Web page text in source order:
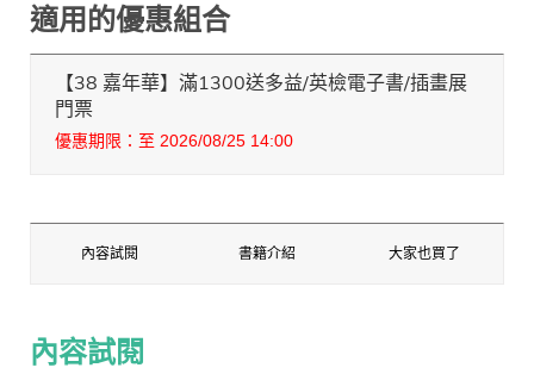
適用的優惠組合
【38 嘉年華】滿1300送多益/英檢電子書/插畫展
門票
優惠期限：至 2026/08/25 14:00
內容試閱 書籍介紹 大家也買了
內容試閱